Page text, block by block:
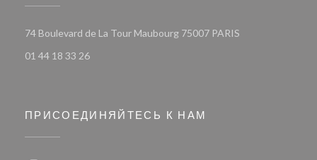
74 Boulevard de La Tour Maubourg 75007 PARIS
01 44 18 33 26
ПРИСОЕДИНЯЙТЕСЬ К НАМ